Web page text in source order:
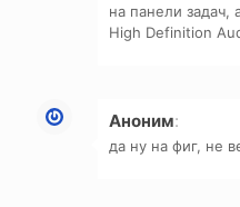
на панели задач,
High Definition
Аноним:
да ну на фиг, не